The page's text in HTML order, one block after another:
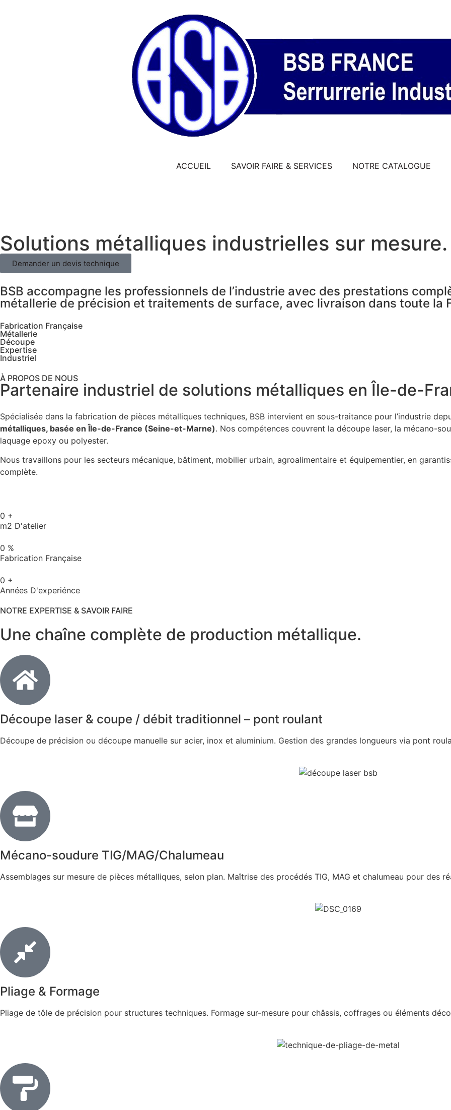
ACCUEIL SAVOIR FAIRE & SERVICES NOTRE CATALOGUE
Solutions métalliques industrielles sur mesure.
Demander un devis technique
BSB accompagne les professionnels de l’industrie avec des prestations
métallerie de précision et traitements de surface, avec livraison dans toute la
Fabrication Française
Métallerie
Découpe
Expertise
Industriel
À PROPOS DE NOUS
Partenaire industriel de solutions métalliques en Île-de-
Spécialisée dans la fabrication de pièces métalliques techniques, BSB intervient en sous-traitance pour l’industrie
métalliques, basée en Île-de-France (Seine-et-Marne). Nos compétences couvrent la découpe laser, la mécano-
laquage epoxy ou polyester.
Nous travaillons pour les secteurs mécanique, bâtiment, mobilier urbain, agroalimentaire et équipementier, en
complète.
0 +
m2 D'atelier
0 %
Fabrication Française
0 +
Années D'experiénce
NOTRE EXPERTISE & SAVOIR FAIRE
Une chaîne complète de production métallique.
Découpe laser & coupe / débit traditionnel – pont roulant
Découpe de précision ou découpe manuelle sur acier, inox et aluminium. Gestion des grandes longueurs via pont
Mécano-soudure TIG/MAG/Chalumeau
Assemblages sur mesure de pièces métalliques, selon plan. Maîtrise des procédés TIG, MAG et chalumeau pour des
Pliage & Formage
Pliage de tôle de précision pour structures techniques. Formage sur-mesure pour châssis, coffrages ou éléments